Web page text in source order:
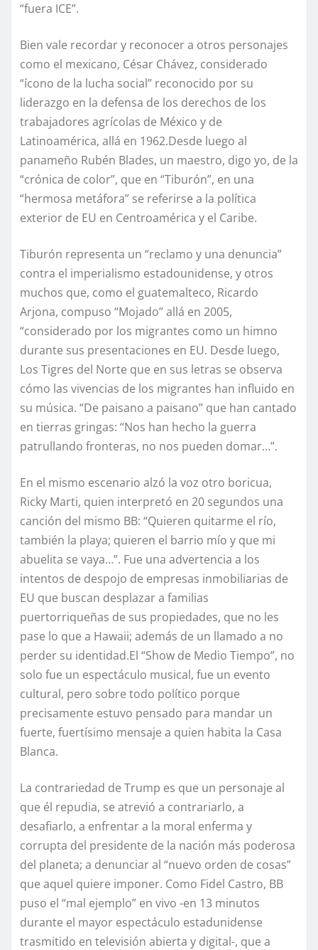
“fuera ICE”.
Bien vale recordar y reconocer a otros personajes
como el mexicano, César Chávez, considerado
“ícono de la lucha social” reconocido por su
liderazgo en la defensa de los derechos de los
trabajadores agrícolas de México y de
Latinoamérica, allá en 1962.Desde luego al
panameño Rubén Blades, un maestro, digo yo, de la
“crónica de color”, que en “Tiburón”, en una
“hermosa metáfora” se referirse a la política
exterior de EU en Centroamérica y el Caribe.
Tiburón representa un “reclamo y una denuncia”
contra el imperialismo estadounidense, y otros
muchos que, como el guatemalteco, Ricardo
Arjona, compuso “Mojado” allá en 2005,
“considerado por los migrantes como un himno
durante sus presentaciones en EU. Desde luego,
Los Tigres del Norte que en sus letras se observa
cómo las vivencias de los migrantes han influido en
su música. “De paisano a paisano” que han cantado
en tierras gringas: “Nos han hecho la guerra
patrullando fronteras, no nos pueden domar…”.
En el mismo escenario alzó la voz otro boricua,
Ricky Marti, quien interpretó en 20 segundos una
canción del mismo BB: “Quieren quitarme el río,
también la playa; quieren el barrio mío y que mi
abuelita se vaya…”. Fue una advertencia a los
intentos de despojo de empresas inmobiliarias de
EU que buscan desplazar a familias
puertorriqueñas de sus propiedades, que no les
pase lo que a Hawaii; además de un llamado a no
perder su identidad.El “Show de Medio Tiempo”, no
solo fue un espectáculo musical, fue un evento
cultural, pero sobre todo político porque
precisamente estuvo pensado para mandar un
fuerte, fuertísimo mensaje a quien habita la Casa
Blanca.
La contrariedad de Trump es que un personaje al
que él repudia, se atrevió a contrariarlo, a
desafiarlo, a enfrentar a la moral enferma y
corrupta del presidente de la nación más poderosa
del planeta; a denunciar al “nuevo orden de cosas”
que aquel quiere imponer. Como Fidel Castro, BB
puso el “mal ejemplo” en vivo -en 13 minutos
durante el mayor espectáculo estadunidense
trasmitido en televisión abierta y digital-, que a